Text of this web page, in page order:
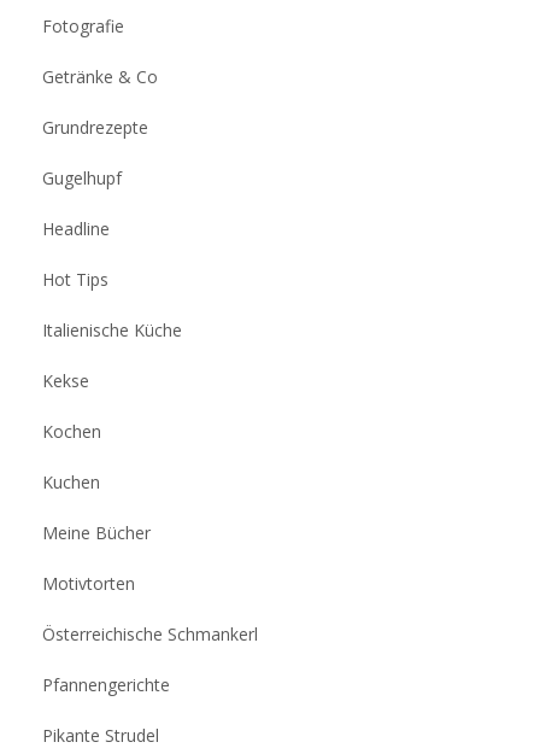
Fotografie
Getränke & Co
Grundrezepte
Gugelhupf
Headline
Hot Tips
Italienische Küche
Kekse
Kochen
Kuchen
Meine Bücher
Motivtorten
Österreichische Schmankerl
Pfannengerichte
Pikante Strudel